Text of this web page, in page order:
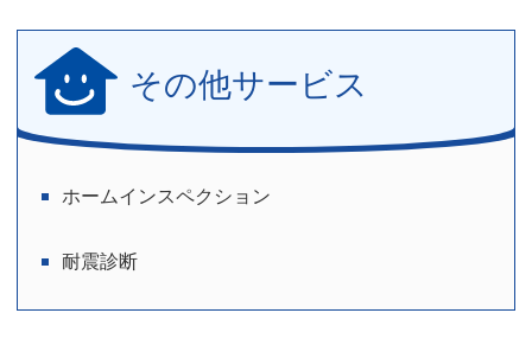
その他サービス
ホームインスペクション
耐震診断